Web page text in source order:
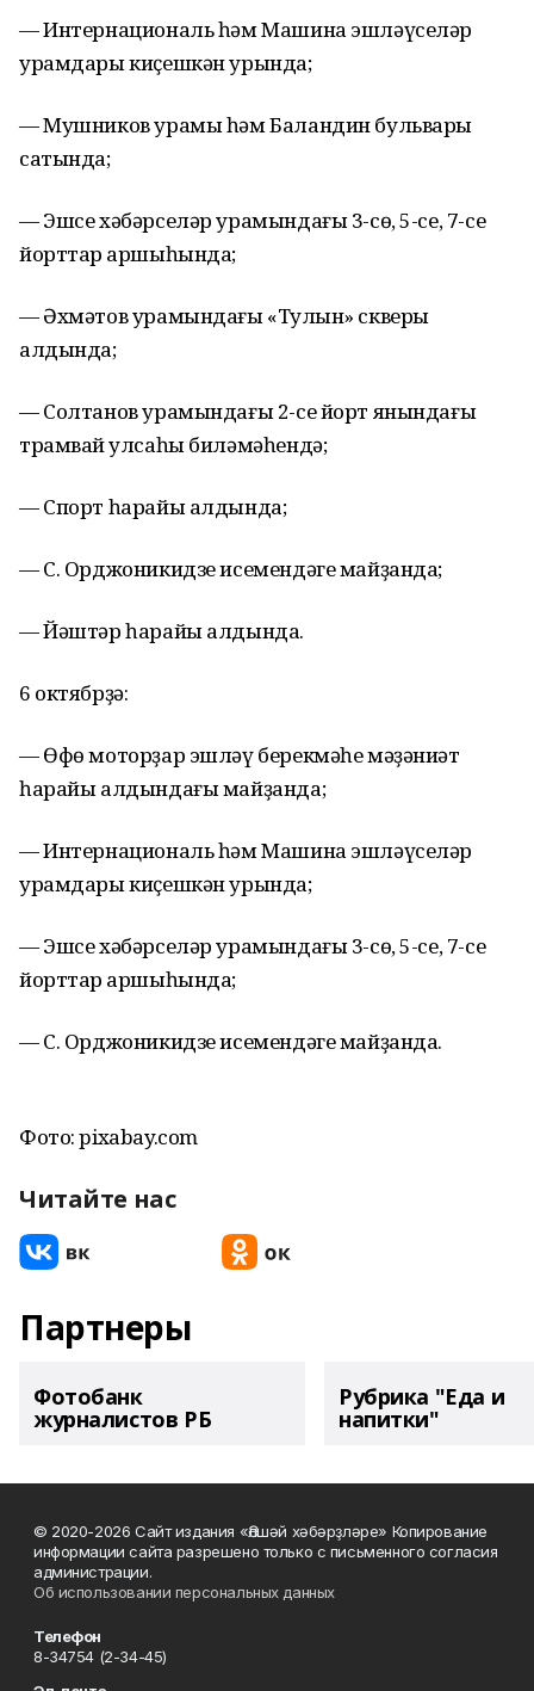
— Интернациональ һәм Машина эшләүселәр
урамдары киҫешкән урында;
— Мушников урамы һәм Баландин бульвары
сатында;
— Эшсе хәбәрселәр урамындағы 3-сө, 5-се, 7-се
йорттар ҡаршыһында;
— Әхмәтов урамындағы «Тулҡын» скверы
алдында;
— Солтанов урамындағы 2-се йорт янындағы
трамвай ҡулсаһы биләмәһендә;
— Спорт һарайы алдында;
— С. Орджоникидзе исемендәге майҙанда;
— Йәштәр һарайы алдында.
6 октябрҙә:
— Өфө моторҙар эшләү берекмәһе мәҙәниәт
һарайы алдындағы майҙанда;
— Интернациональ һәм Машина эшләүселәр
урамдары киҫешкән урында;
— Эшсе хәбәрселәр урамындағы 3-сө, 5-се, 7-се
йорттар ҡаршыһында;
— С. Орджоникидзе исемендәге майҙанда.
Фото: pixabay.com
Читайте нас
Партнеры
Фотобанк
журналистов РБ
Рубрика "Еда и
напитки"
© 2020-2026 Сайт издания «Әлшәй хәбәрҙләре» Копирование
информации сайта разрешено только с письменного согласия
администрации.
Об использовании персональных данных
Телефон
8-34754 (2-34-45)